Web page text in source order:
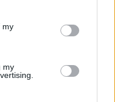
in below Google
my
my
a
átadása előtt